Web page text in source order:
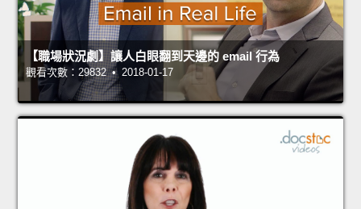
【職場狀況劇】讓人白眼翻到天邊的 email 行為
觀看次數：29832 • 2018-01-17